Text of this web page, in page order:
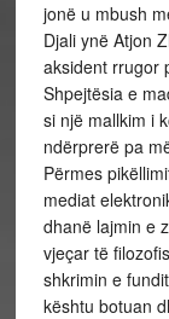
jonë u mbush
Djali ynë Atjon
aksident rrugor
Shpejtësia e
si një mallkim i
ndërprerë pa
Përmes
mediat
dhanë lajmin e
vjeçar të
shkrimin e
kështu botuan